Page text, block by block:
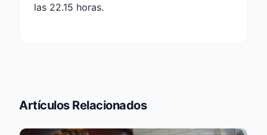
las 22.15 horas.
Artículos Relacionados